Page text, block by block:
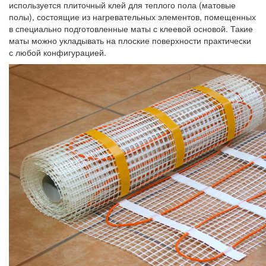
используется плиточный клей для теплого пола (матовые
полы), состоящие из нагревательных элементов, помещенных
в специально подготовленные маты с клеевой основой. Такие
маты можно укладывать на плоские поверхности практически
с любой конфигурацией.